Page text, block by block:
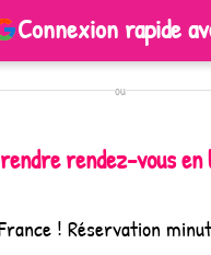
Connexion rapide
ou
rendez-vous en
! Réservation